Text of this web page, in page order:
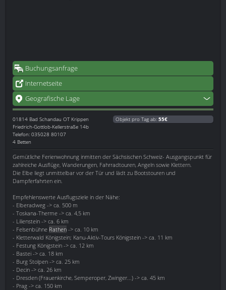
Buchungsanfrage
Internetseite
Geografische Lage
01814 Bad Schandau OT Krippen
Friedrich-Gottlob-Kellerstraße 14b
Telefon: 035028 80107
4 Betten
Objekt pro Tag ab: 55€
Gemütliche Ferienwohnung inmitten der Sächsischen Schweiz- Ausgangspunkt für
zahlreiche Ausflüge, Wanderungen, Fahrradtouren, Angeln sowie Klettern.
Die Elbe liegt unmittelbar vor der Tür und lädt zu Bootstouren und
Dampferfahrten ein.
Empfehlenswerte Ausflugsziele in der Nähe:
- Elberadweg -> ca. 500 m
- Toskana-Therme -> ca. 4,5 km
- Lilienstein -> ca. 6 km
- Felsenbühne Rathen -> ca. 10 km
- Kletterwald Königstein; Kanu-Aktiv-Tours Königstein -> ca. 11 km
- Festung Königstein -> ca. 12 km
- Bastei -> ca. 18 km
- Burg Stolpen -> ca. 25 km
- Decin -> ca. 26 km
- Dresden (Frauenkirche, Semperoper, Zwinger...) -> ca. 45 km
- Prag -> ca. 150 km